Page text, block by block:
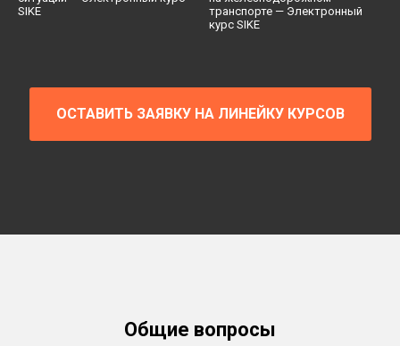
SIKE
транспорте — Электронный
курс SIKE
ОСТАВИТЬ ЗАЯВКУ НА ЛИНЕЙКУ КУРСОВ
Общие вопросы